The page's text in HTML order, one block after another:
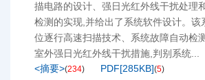
描电路的设计、强日光红外线干扰处理
检测的实现,并给出了系统软件设计。该
位逐行高速扫描技术、系统故障自动检
室外强日光红外线干扰措施,判别系统...
<摘要>(234) PDF[285KB](5)